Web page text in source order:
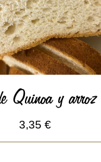
Quinoa y arroz
3,35 €